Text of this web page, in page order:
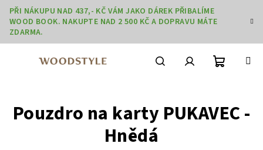
Přejít
obsah
PŘI NÁKUPU NAD 437,- KČ VÁM JAKO DÁREK PŘIBALÍME
WOOD BOOK. NAKUPTE NAD 2 500 KČ A DOPRAVU MÁTE
ZDARMA.
košík
Pouzdro na karty PUKAVEC -
Hnědá